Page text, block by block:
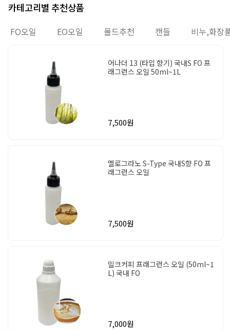
카테고리별 추천상품
FO오일 EO오일 몰드추천 캔들 비누,화장
어나더 13 (타입 향기) 국내S FO 프
래그런스 오일 50ml~1L
7,500원
멜로그라노 S-Type 국내S향 FO 프
래그런스 오일
7,500원
밀크커피 프래그런스 오일 (50ml~1
L) 국내 FO
7,000원